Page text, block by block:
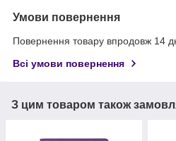
Умови повернення
Повернення товару впродовж 14
Всі умови повернення
З цим товаром також